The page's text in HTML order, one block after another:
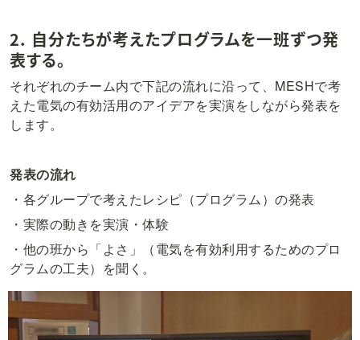
2. 自分たちが考えたプログラムを一班ずつ発
表する。
それぞれのチーム内で下記の流れに沿って、MESHで考
えた電気の有効活用のアイデアを実演をしながら発表を
します。
発表の流れ
・各グループで考えたレシピ（プログラム）の発表
・実際の動きを実演・体験
・他の班から「よさ」（電気を有効利用するためのプロ
グラムの工夫）を聞く。